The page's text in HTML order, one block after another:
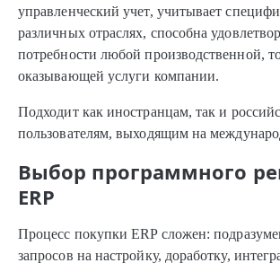
управленческий учет, учитывает
различных отраслях, способна
потребности любой производственной,
оказывающей услуги компании.
Подходит как иностранцам, так и
пользователям, выходящим на
Выбор программного
ERP
Процесс покупки ERP сложен:
запросов на настройку, доработку,